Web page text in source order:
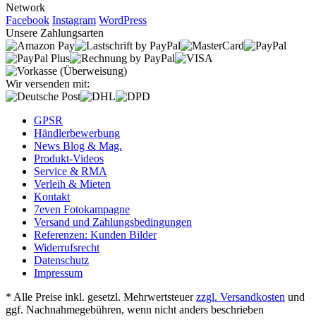
Network
Facebook Instagram WordPress
Unsere Zahlungsarten
Wir versenden mit:
GPSR
Händlerbewerbung
News Blog & Mag.
Produkt-Videos
Service & RMA
Verleih & Mieten
Kontakt
7even Fotokampagne
Versand und Zahlungsbedingungen
Referenzen: Kunden Bilder
Widerrufsrecht
Datenschutz
Impressum
* Alle Preise inkl. gesetzl. Mehrwertsteuerzzgl. Versandkosten und
ggf. Nachnahmegebühren, wenn nicht anders beschrieben